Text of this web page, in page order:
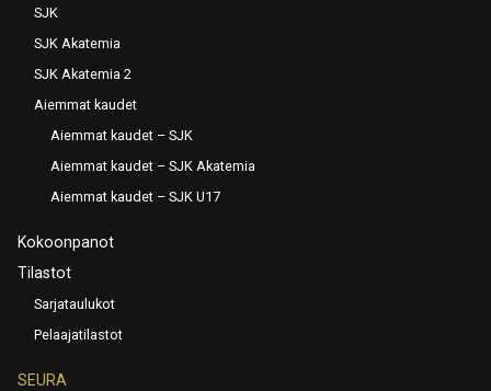
SJK
SJK Akatemia
SJK Akatemia 2
Aiemmat kaudet
Aiemmat kaudet – SJK
Aiemmat kaudet – SJK Akatemia
Aiemmat kaudet – SJK U17
Kokoonpanot
Tilastot
Sarjataulukot
Pelaajatilastot
SEURA